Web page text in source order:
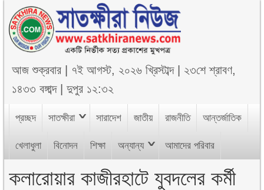
আজশুক্রবার ৭ই আগস্ট, ২০২৬ খ্রিস্টাব্দ| ২৩শে শ্রাবণ,
১৪৩৩ বঙ্গাব্দ|দুপুর ১২:৩২
প্রচ্ছদ সাতক্ষীরা সারাদেশ জাতীয় রাজনীতি আন্তর্জাতিক
খেলাধুলা বিনোদন শিক্ষা অন্যান্য আমাদের পরিবার
কলারোয়ার কাজীরহাটে যুবদলের কর্মী